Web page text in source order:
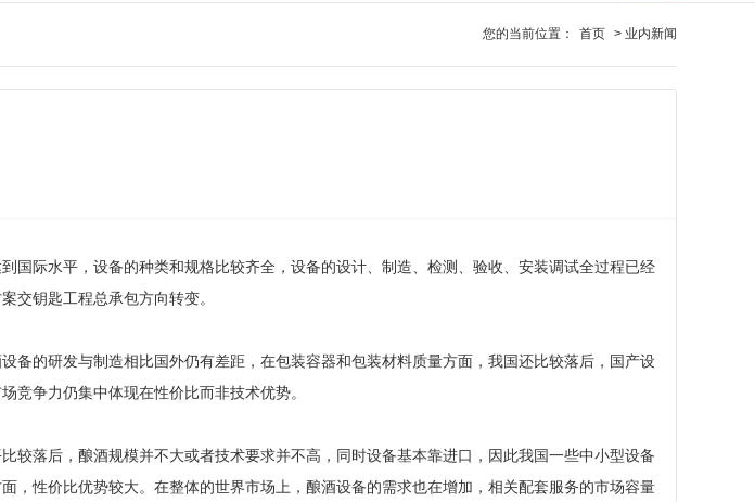
您的当前位置： 首页 > 业内新闻
国际水平，设备的种类和规格比较齐全，设备的设计、制造、检测、验收、安装调试全过程已经
交钥匙工程总承包方向转变。
备的研发与制造相比国外仍有差距，在包装容器和包装材料质量方面，我国还比较落后，国产设
竞争力仍集中体现在性价比而非技术优势。
较落后，酿酒规模并不大或者技术要求并不高，同时设备基本靠进口，因此我国一些中小型设备
，性价比优势较大。在整体的世界市场上，酿酒设备的需求也在增加，相关配套服务的市场容量